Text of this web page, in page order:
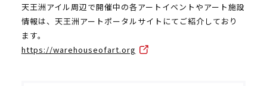
天王洲アイル周辺で開催中の各アートイベントやアート施設
情報は、天王洲アートポータルサイトにてご紹介しており
ます。
https://warehouseofart.org